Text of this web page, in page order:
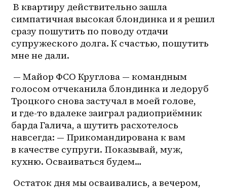
В квартиру действительно зашла
симпатичная высокая блондинка и я решил
сразу пошутить по поводу отдачи
супружеского долга. К счастью, пошутить
мне не дали.
— Майор ФСО Круглова — командным
голосом отчеканила блондинка и ледоруб
Троцкого снова застучал в моей голове,
и где-то вдалеке заиграл радиоприёмник
барда Галича, а шутить расхотелось
навсегда: — Прикомандирована к вам
в качестве супруги. Показывай, муж,
кухню. Осваиваться будем…